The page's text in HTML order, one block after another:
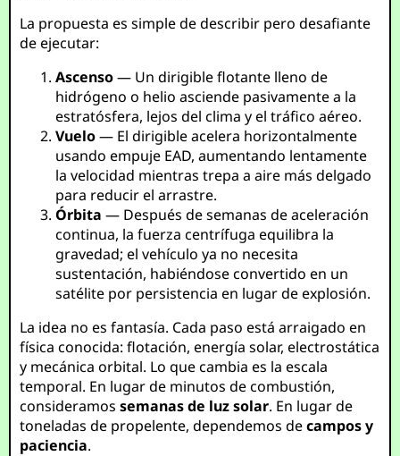
La propuesta es simple de describir pero desafiante
de ejecutar:
Ascenso— Un dirigible flotante lleno de
hidrógeno o helio asciende pasivamente a la
estratósfera, lejos del clima y el tráfico aéreo.
Vuelo— El dirigible acelera horizontalmente
usando empuje EAD, aumentando lentamente
la velocidad mientras trepa a aire más delgado
para reducir el arrastre.
Órbita — Después de semanas de aceleración
continua, la fuerza centrífuga equilibra la
gravedad; el vehículo ya no necesita
sustentación, habiéndose convertido en un
satélite por persistencia en lugar de explosión.
La idea no es fantasía. Cada paso está arraigado en
física conocida: flotación, energía solar, electrostática
y mecánica orbital. Lo que cambia es la escala
temporal. En lugar de minutos de combustión,
consideramossemanas de luz solar. En lugar de
toneladas de propelente, dependemos decampos y
paciencia.